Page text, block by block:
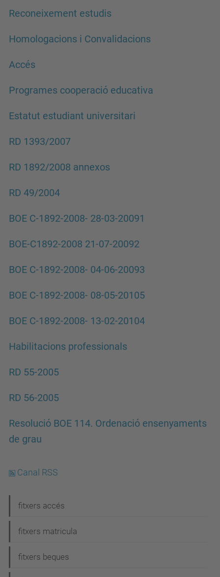
Reconeixement estudis
Homologacions i Convalidacions
Accés
Programes cooperació educativa
Estatut estudiant universitari
RD 1393/2007
RD 1892/2008 annexos
RD 49/2004
BOE C-1892-2008- 28-03-20091
BOE-C1892-2008 21-07-20092
BOE C-1892-2008- 04-06-20093
BOE C-1892-2008- 08-05-20105
BOE C-1892-2008- 13-02-20104
Habilitacions professionals
RD 55-2005
RD 56-2005
Resolució BOE 114. Ordenació ensenyaments
de grau
Canal RSS
a
v
fitxers accés
fitxers matricula
fitxers beques